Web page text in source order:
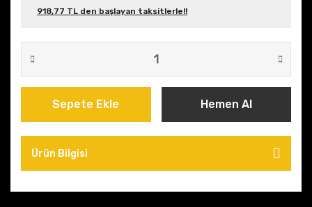
918,77 TL den başlayan taksitlerle!!
Sepete Ekle Hemen Al
Ürün Bilgisi